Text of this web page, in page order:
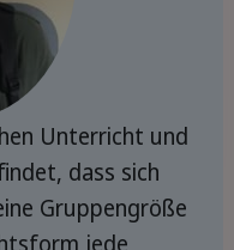
Unterricht und
dass sich
Gruppengröße
jede